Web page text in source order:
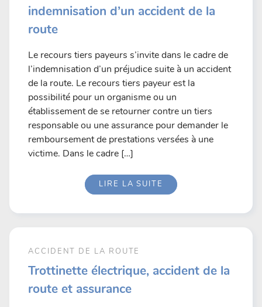
indemnisation d’un accident de la
route
Le recours tiers payeurs s’invite dans le cadre de
l’indemnisation d’un préjudice suite à un accident
de la route. Le recours tiers payeur est la
possibilité pour un organisme ou un
établissement de se retourner contre un tiers
responsable ou une assurance pour demander le
remboursement de prestations versées à une
victime. Dans le cadre […]
LIRE LA SUITE
ACCIDENT DE LA ROUTE
Trottinette électrique, accident de la
route et assurance